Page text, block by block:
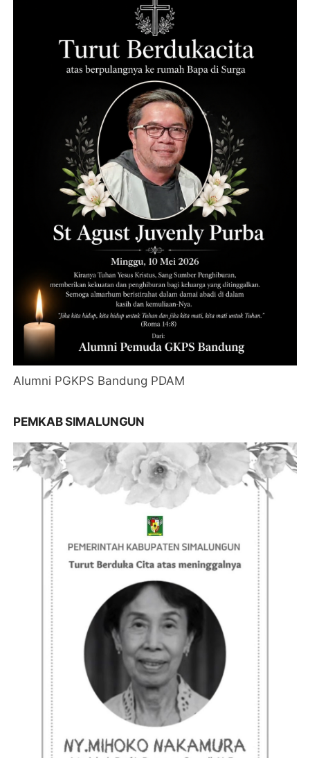
Alumni PGKPS Bandung PDAM
PEMKAB SIMALUNGUN